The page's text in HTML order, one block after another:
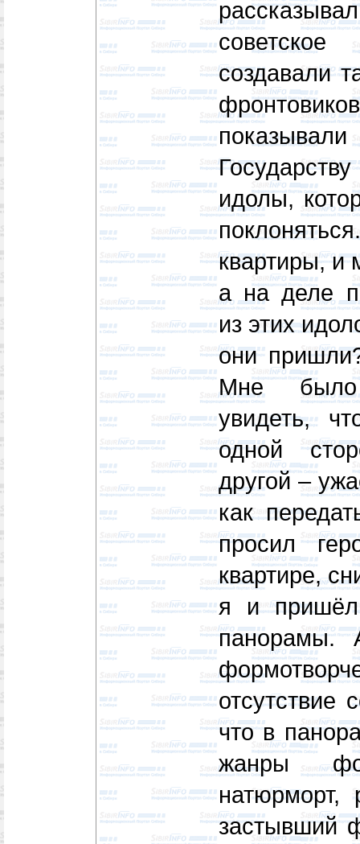
создавали
идолы,
квартиры,
а на деле
из этих
они
Мне было
увидеть,
одной
другой –
как
просил
квартире,
я и
панорамы.
отсутствие
что в
жанры
натюрморт,
застывший